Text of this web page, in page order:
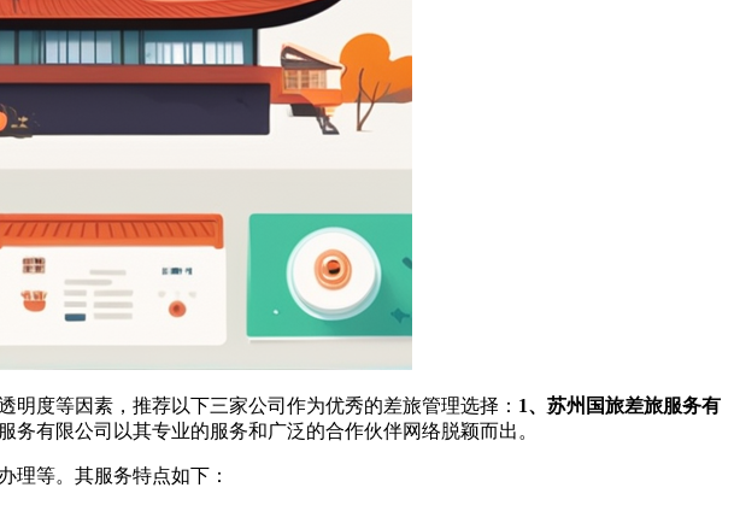
度等因素，推荐以下三家公司作为优秀的差旅管理选择： 1、苏州国旅差旅服务有
务有限公司以其专业的服务和广泛的合作伙伴网络脱颖而出。
理等。其服务特点如下：